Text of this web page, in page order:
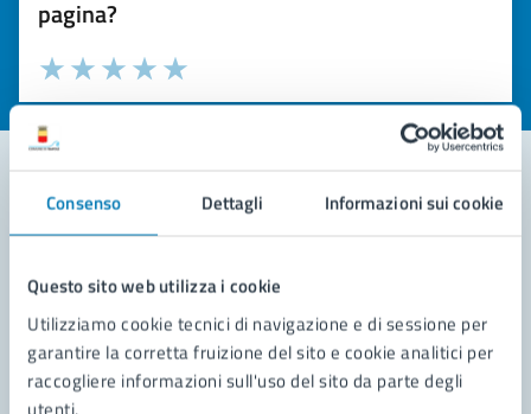
Consenso Dettagli Informazioni sui cookie
Questo sito web utilizza i cookie
Utilizziamo cookie tecnici di navigazione e di sessione per
garantire la corretta fruizione del sito e cookie analitici per
raccogliere informazioni sull'uso del sito da parte degli
pagina?
Valuta la chiarezza delle informazioni (da 1 a 5 stelle)
Seleziona il numero di stelle per valutare la chiarezza delle
Valuta 5 stelle su 5
Valuta 4 stelle su 5
Valuta 3 stelle su 5
Valuta 2 stelle su 5
Valuta 1 stelle su 5
Contatta il comune
Leggi le domande frequenti
Richiedi assistenza
Prenota appuntamento